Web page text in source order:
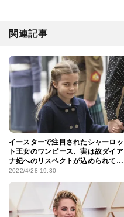
関連記事
イースターで注目されたシャーロッ
ト王女のワンピース、実は故ダイア
ナ妃へのリスペクトが込められてい
た!?
2022/4/28 19:30